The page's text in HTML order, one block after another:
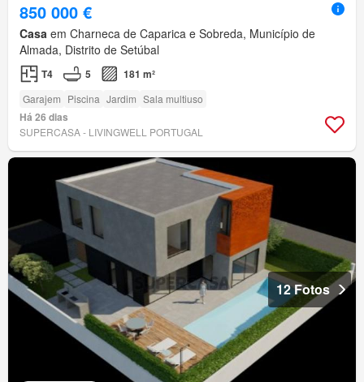
850 000 €
Casa em Charneca de Caparica e Sobreda, Município de
Almada, Distrito de Setúbal
T4 5 181 m²
Garajem Piscina Jardim Sala multiuso
Há 26 dias
SUPERCASA - LIVINGWELL PORTUGAL
12 Fotos